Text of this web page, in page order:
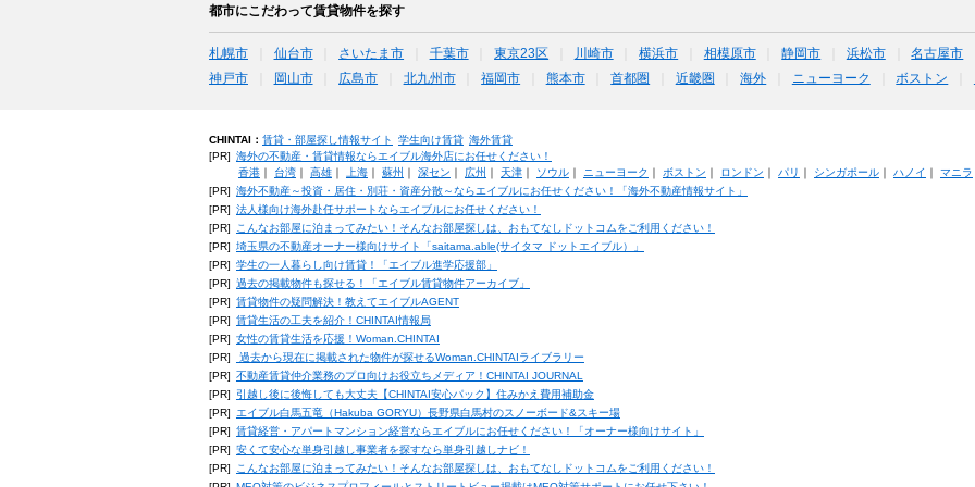
都市にこだわって賃貸物件を探す
札幌市 仙台市 さいたま市 千葉市 東京23区 川崎市 横浜市 相模原市 静岡市 浜松市 名古屋市
神戸市
岡山市 広島市 北九州市 福岡市 熊本市 首都圏 近畿圏 海外 ニューヨーク ボストン
CHINTAI： 賃貸・部屋探し情報サイト 学生向け賃貸 海外賃貸
[PR] 海外の不動産・賃貸情報ならエイブル海外店にお任せください！
香港｜ 台湾｜ 高雄｜ 上海｜ 蘇州 ｜ 深セン ｜ 広州 ｜ 天津｜ ソウル｜ ニューヨーク ｜ ボストン ｜ ロンドン ｜ パリ ｜ シンガポール｜ ハノイ ｜ マニラ
[PR] 海外不動産～投資・居住・別荘・資産分散～ならエイブルにお任せください！「海外不動産情報サイト」
[PR] 法人様向け海外赴任サポートならエイブルにお任せください！
[PR]
こんなお部屋に泊まってみたい！そんなお部屋探しは、おもてなしドットコムをご利用ください！
[PR] 埼玉県の不動産オーナー様向けサイト「saitama.able(サイタマ ドットエイブル）」
[PR] 学生の一人暮らし向け賃貸！「エイブル進学応援部」
[PR] 過去の掲載物件も探せる！「エイブル賃貸物件アーカイブ」
[PR] 賃貸物件の疑問解決！教えてエイブルAGENT
[PR] 賃貸生活の工夫を紹介！CHINTAI情報局
[PR] 女性の賃貸生活を応援！Woman.CHINTAI
[PR]
過去から現在に掲載された物件が探せるWoman.CHINTAIライブラリー
[PR] 不動産賃貸仲介業務のプロ向けお役立ちメディア！CHINTAI JOURNAL
[PR]
引越し後に後悔しても大丈夫【CHINTAI安心パック】住みかえ費用補助金
[PR]
エイブル白馬五竜（Hakuba GORYU）長野県白馬村のスノーボード&スキー場
[PR] 賃貸経営・アパートマンション経営ならエイブルにお任せください！「オーナー様向けサイト」
[PR] 安くて安心な単身引越し事業者を探すなら単身引越しナビ！
[PR]
こんなお部屋に泊まってみたい！そんなお部屋探しは、おもてなしドットコムをご利用ください！